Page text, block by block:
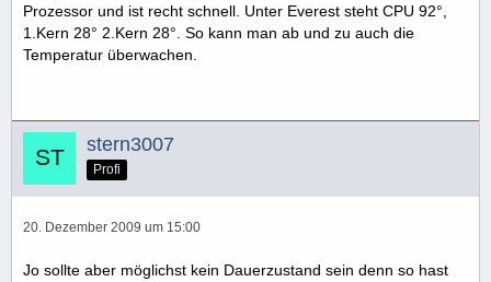
Prozessor und ist recht schnell. Unter Everest steht CPU 92°,
1.Kern 28° 2.Kern 28°. So kann man ab und zu auch die
Temperatur überwachen.
stern3007
Profi
20. Dezember 2009 um 15:00
Jo sollte aber möglichst kein Dauerzustand sein denn so hast